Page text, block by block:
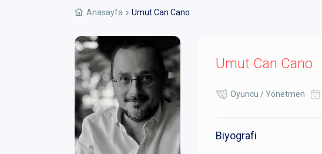
Anasayfa Umut Can Cano
Umut Can Cano
Oyuncu / Yönetmen
Biyografi